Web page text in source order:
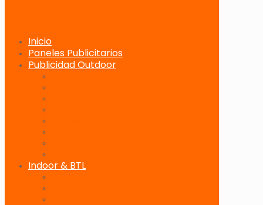
Inicio
Paneles Publicitarios
Publicidad Outdoor
Indoor & BTL